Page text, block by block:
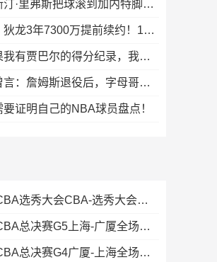
高中生奥斯汀·里弗斯把球滚到加内特脚上，然后挑衅他单挑
重磅签约！狄龙3年7300万提前续约！1换8交易成了最大惊喜！
沙克：如果我有贾巴尔的得分纪录，我会到处说“我就是GOAT”
阿德巴约曾言：詹姆斯退役后，字母哥就是下一个詹！他是当下最强
证明自己的NBA球员盘点！
07月28日CBA选秀大会CBA-选秀大会全场录像
06月05日CBA总决赛G5上海-广厦全场录像
06月02日CBA总决赛G4广厦-上海全场录像